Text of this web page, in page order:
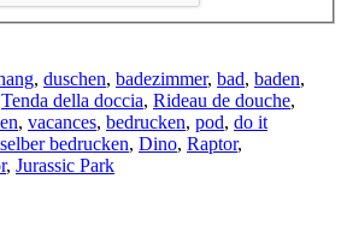
, duschen, badezimmer, bad, baden,
Tenda della doccia, Rideau de douche,
, vacances, bedrucken, pod, do it
bedrucken, Dino, Raptor,
, Jurassic Park